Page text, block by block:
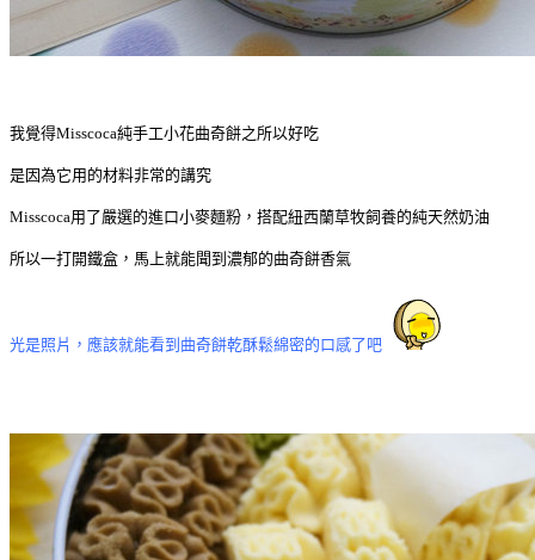
我覺得Misscoca純手工小花曲奇餅之所以好吃
是因為它用的材料非常的講究
Misscoca用了嚴選的進口小麥麵粉，搭配紐西蘭草牧飼養的純天然奶油
所以一打開鐵盒，馬上就能聞到濃郁的曲奇餅香氣
光是照片，應該就能看到曲奇餅乾酥鬆綿密的口感了吧